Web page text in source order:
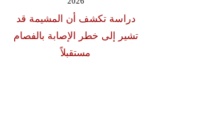
دراسة تكشف أن المشيمة قد
تشير إلى خطر الإصابة بالفصام
مستقبلاً